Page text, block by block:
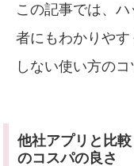
この記事では、
者にもわかりや
しない使い方のコ
他社アプリと比較
のコスパの良さ